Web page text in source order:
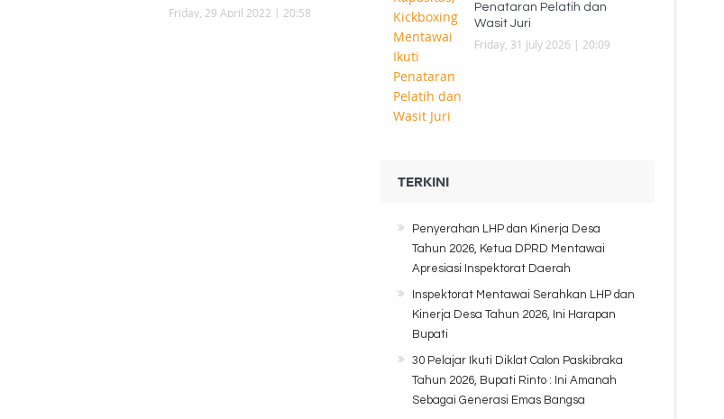
Friday, 29 April 2022 | 20:58
Penataran Pelatih dan
Wasit Juri
Friday, 31 July 2026 | 20:09
TERKINI
Penyerahan LHP dan Kinerja Desa
Tahun 2026, Ketua DPRD Mentawai
Apresiasi Inspektorat Daerah
Inspektorat Mentawai Serahkan LHP dan
Kinerja Desa Tahun 2026, Ini Harapan
Bupati
30 Pelajar Ikuti Diklat Calon Paskibraka
Tahun 2026, Bupati Rinto : Ini Amanah
Sebagai Generasi Emas Bangsa